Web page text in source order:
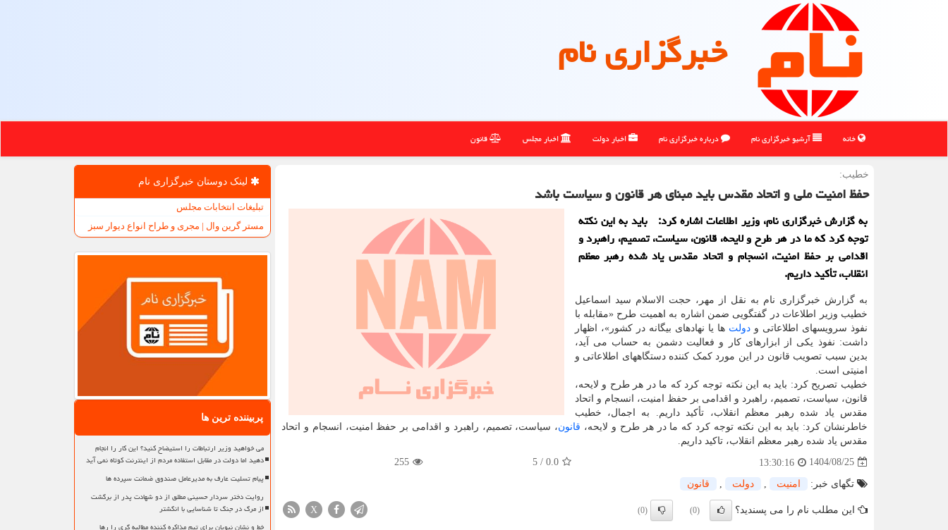
خبرگزاری نام
خانه آرشیو خبرگزاری نام درباره خبرگزاری نام اخبار دولت اخبار مجلس قانون
خطیب:
حفظ امنیت ملی و اتحاد مقدس باید مبنای هر قانون و سیاست باشد
به گزارش خبرگزاری نام، وزیر اطلاعات اشاره کرد: باید به این نکته
توجه کرد که ما در هر طرح و لایحه، قانون، سیاست، تصمیم، راهبرد و
اقدامی بر حفظ امنیت، انسجام و اتحاد مقدس یاد شده رهبر معظم
انقلاب، تأکید داریم.
به گزارش خبرگزاری نام به نقل از مهر، حجت الاسلام سید اسماعیل
خطیب وزیر اطلاعات در گفتگویی ضمن اشاره به اهمیت طرح «مقابله با
نفوذ سرویسهای اطلاعاتی ودولت ها یا نهادهای بیگانه در کشور»، اظهار
داشت: نفوذ یکی از ابزارهای کار و فعالیت دشمن به حساب می آید،
بدین سبب تصویب قانون در این مورد کمک کننده دستگاههای اطلاعاتی و
امنیتی است.
خطیب تصریح کرد: باید به این نکته توجه کرد که ما در هر طرح و لایحه،
قانون، سیاست، تصمیم، راهبرد و اقدامی بر حفظ امنیت، انسجام و اتحاد
مقدس یاد شده رهبر معظم انقلاب، تأکید داریم. به اجمال، خطیب
خاطرنشان کرد: باید به این نکته توجه کرد که ما در هر طرح و لایحه، قانون، سیاست، تصمیم، راهبرد و اقدامی بر حفظ امنیت، انسجام و اتحاد
مقدس یاد شده رهبر معظم انقلاب، تاکید داریم.
1404/08/25
13:30:16
0.0
/
5
255
تگهای خبر: امنیت دولت قانون
این مطلب نام را می پسندید؟ (0)
(0)
X
لینک دوستان خبرگزاری نام
تبلیغات انتخابات مجلس
مستر گرین وال | مجری و طراح انواع دیوار سبز
پربیننده ترین ها
می خواهید وزیر ارتباطات را استیضاح کنید؟ این کار را انجام
دهید اما دولت در مقابل استفاده مردم از اینترنت کوتاه نمی آید
پیام تسلیت عارف به مدیرعامل صندوق ضمانت سپرده ها
روایت دختر سردار حسینی مطلق از دو شهادت پدر از برگشت
از مرگ در جنگ تا شناسایی با انگشتر
خط و نشان نبویان برای تیم مذاکره کننده مطالبه گری را رها